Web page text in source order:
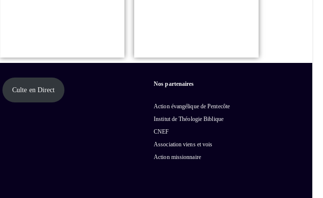
Culte en Direct
Nos partenaires
Action évangélique de Pentecôte
Institut de Théologie Biblique
CNEF
Association viens et vois
Action missionnaire